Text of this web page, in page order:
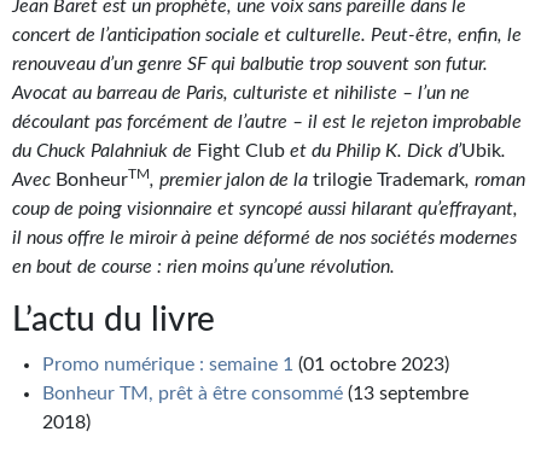
Newsletter
Le Bélial' sur Youtube
LE BLOG BIFROST
Tous les articles
La Bibliothèque orbitale
Journal d'un homme des bois
FORUMS
CONTACT
Jean Baret est un prophète, une voix sans pareille dans le
concert de l’anticipation sociale et culturelle. Peut-être, enfin, le
renouveau d’un genre SF qui balbutie trop souvent son futur.
Avocat au barreau de Paris, culturiste et nihiliste – l’un ne
découlant pas forcément de l’autre – il est le rejeton improbable
du Chuck Palahniuk de Fight Club et du Philip K. Dick d’Ubik.
Avec BonheurTM, premier jalon de la trilogie Trademark, roman
coup de poing visionnaire et syncopé aussi hilarant qu’effrayant,
il nous offre le miroir à peine déformé de nos sociétés modernes
en bout de course : rien moins qu’une révolution.
L’actu du livre
Promo numérique : semaine 1 (01 octobre 2023)
Bonheur TM, prêt à être consommé (13 septembre
2018)